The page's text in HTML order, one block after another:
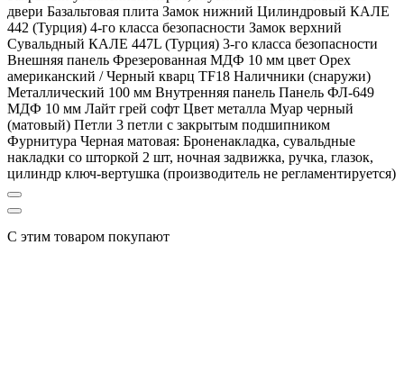
двери Базальтовая плита Замок нижний Цилиндровый КАЛЕ
442 (Турция) 4-го класса безопасности Замок верхний
Сувальдный КАЛЕ 447L (Турция) 3-го класса безопасности
Внешняя панель Фрезерованная МДФ 10 мм цвет Орех
американский / Черный кварц TF18 Наличники (снаружи)
Металлический 100 мм Внутренняя панель Панель ФЛ-649
МДФ 10 мм Лайт грей софт Цвет металла Муар черный
(матовый) Петли 3 петли с закрытым подшипником
Фурнитура Черная матовая: Броненакладка, сувальдные
накладки со шторкой 2 шт, ночная задвижка, ручка, глазок,
цилиндр ключ-вертушка (производитель не регламентируется)
С этим товаром покупают